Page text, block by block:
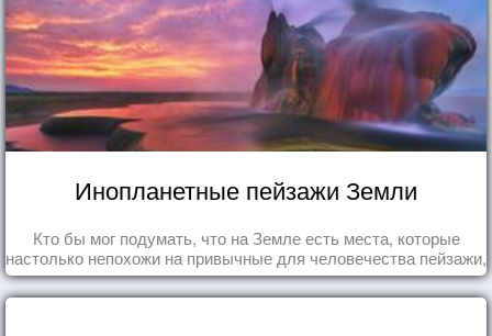
Инопланетные пейзажи Земли
Кто бы мог подумать, что на Земле есть места, которые
настолько непохожи на привычные для человечества пейзажи,
что кажутся и вовсе инопланетными!